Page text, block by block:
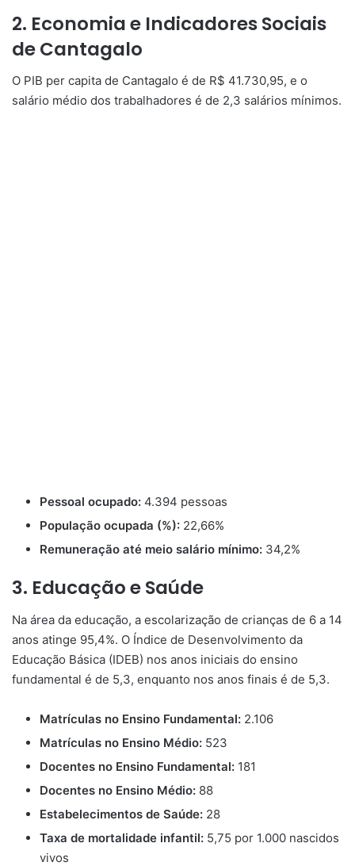
2. Economia e Indicadores Sociais
de Cantagalo
O PIB per capita de Cantagalo é de R$ 41.730,95, e o
salário médio dos trabalhadores é de 2,3 salários mínimos.
Pessoal ocupado: 4.394 pessoas
População ocupada (%): 22,66%
Remuneração até meio salário mínimo: 34,2%
3. Educação e Saúde
Na área da educação, a escolarização de crianças de 6 a 14
anos atinge 95,4%. O Índice de Desenvolvimento da
Educação Básica (IDEB) nos anos iniciais do ensino
fundamental é de 5,3, enquanto nos anos finais é de 5,3.
Matrículas no Ensino Fundamental: 2.106
Matrículas no Ensino Médio: 523
Docentes no Ensino Fundamental: 181
Docentes no Ensino Médio: 88
Estabelecimentos de Saúde: 28
Taxa de mortalidade infantil: 5,75 por 1.000 nascidos
vivos